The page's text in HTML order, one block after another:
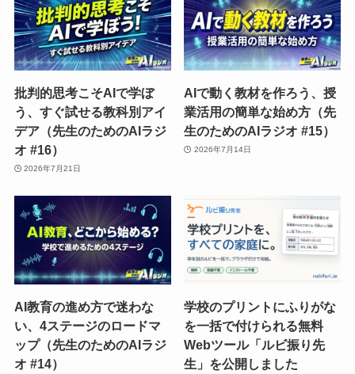
批判的思考こそAIで学ぼ
う、すぐ試せる教科別アイ
デア（先生のためのAIラジ
オ #16）
2026年7月21日
AIで動く教材を作ろう、授
業活用の簡単な始め方（先
生のためのAIラジオ #15）
2026年7月14日
AI教育の進め方で迷わな
い、4ステージのロードマ
ップ（先生のためのAIラジ
オ #14）
学校のプリントにふりがな
を一括で付けられる無料
Webツール「ルビ振り先
生」を公開しました